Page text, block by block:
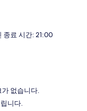
종료 시간: 21:00
없습니다.
니다.